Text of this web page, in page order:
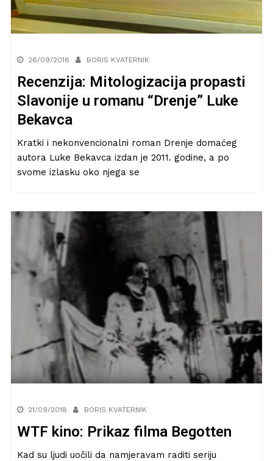
26/09/2018 BORIS KVATERNIK
Recenzija: Mitologizacija propasti
Slavonije u romanu “Drenje” Luke
Bekavca
Kratki i nekonvencionalni roman Drenje domaćeg
autora Luke Bekavca izdan je 2011. godine, a po
svome izlasku oko njega se
21/09/2018 BORIS KVATERNIK
WTF kino: Prikaz filma Begotten
Kad su ljudi uočili da namjeravam raditi seriju